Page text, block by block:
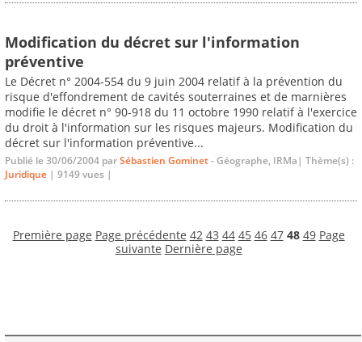
Modification du décret sur l'information
préventive
Le Décret n° 2004-554 du 9 juin 2004 relatif à la prévention du
risque d'effondrement de cavités souterraines et de marnières
modifie le décret n° 90-918 du 11 octobre 1990 relatif à l'exercice
du droit à l'information sur les risques majeurs. Modification du
décret sur l'information préventive...
Publié le 30/06/2004 parSébastien Gominet- Géographe, IRMa| Thème(s) :
Juridique | 9149 vues |
Première page Page précédente 42 43 44 45 46 47 48 49 Page
suivante Dernière page